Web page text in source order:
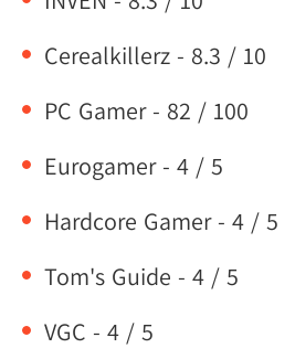
Cerealkillerz - 8.3 / 10
PC Gamer - 82 / 100
Eurogamer - 4 / 5
Hardcore Gamer - 4 / 5
Tom's Guide - 4 / 5
VGC - 4 / 5